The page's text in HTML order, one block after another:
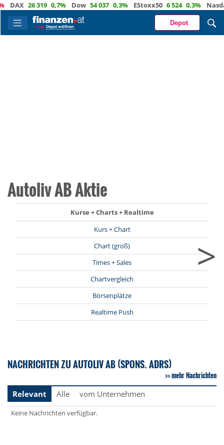
26 319 0,7% Dow 54 037 0,3% EStoxx50 6 524 0,3% Nasdaq
Depot
Autoliv AB Aktie
Kurse + Charts + Realtime
Kurs + Chart
Chart (groß)
Times + Sales
Chartvergleich
Börsenplätze
Realtime Push
>
NACHRICHTEN ZU AUTOLIV AB (SPONS. ADRS)
mehr Nachrichten
Relevant
Alle vom Unternehmen
Keine Nachrichten verfügbar.